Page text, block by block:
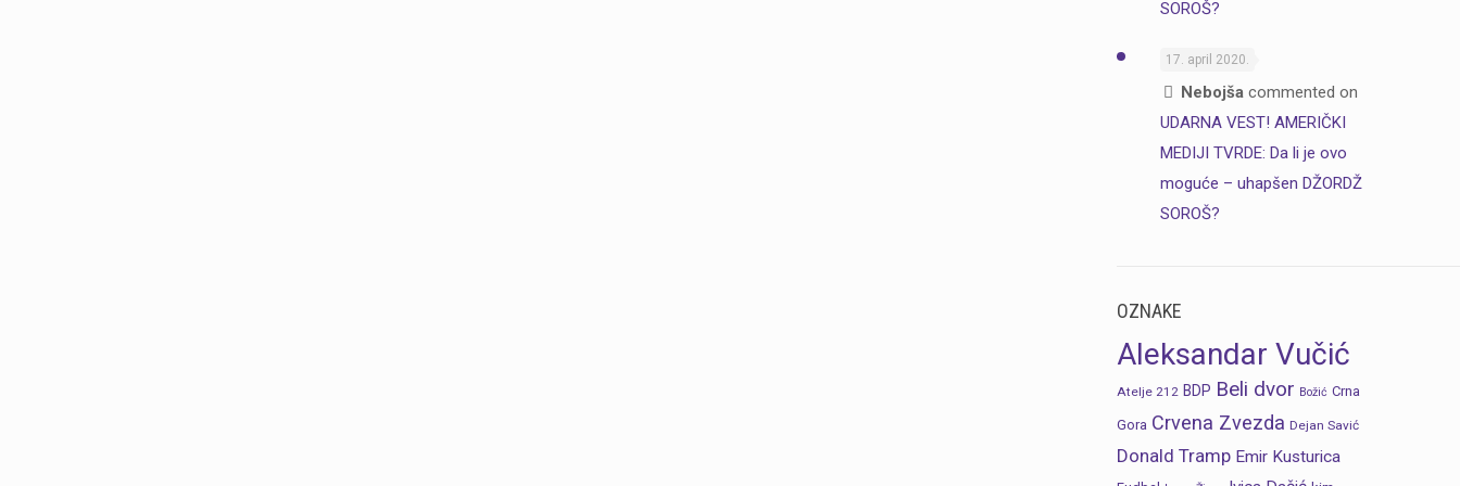
SOROŠ?
17. april 2020.
Nebojšacommented on
UDARNA VEST! AMERIČKI
MEDIJI TVRDE: Da li je ovo
moguće – uhapšen DŽORDŽ
SOROŠ?
OZNAKE
Aleksandar Vučić
Atelje 212 BDP Beli dvor Božić Crna
Gora Crvena Zvezda Dejan Savić
Donald Tramp Emir Kusturica